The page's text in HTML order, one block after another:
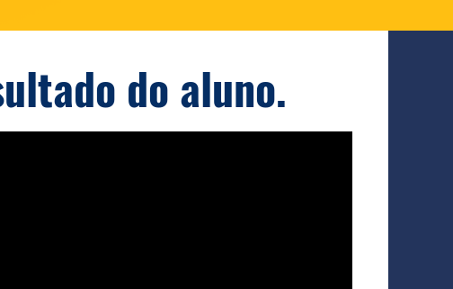
do aluno.